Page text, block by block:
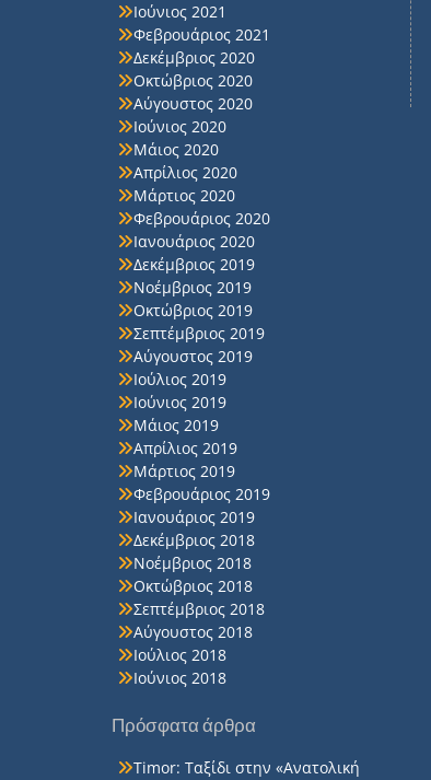
Ιούνιος 2021
Φεβρουάριος 2021
Δεκέμβριος 2020
Οκτώβριος 2020
Αύγουστος 2020
Ιούνιος 2020
Μάιος 2020
Απρίλιος 2020
Μάρτιος 2020
Φεβρουάριος 2020
Ιανουάριος 2020
Δεκέμβριος 2019
Νοέμβριος 2019
Οκτώβριος 2019
Σεπτέμβριος 2019
Αύγουστος 2019
Ιούλιος 2019
Ιούνιος 2019
Μάιος 2019
Απρίλιος 2019
Μάρτιος 2019
Φεβρουάριος 2019
Ιανουάριος 2019
Δεκέμβριος 2018
Νοέμβριος 2018
Οκτώβριος 2018
Σεπτέμβριος 2018
Αύγουστος 2018
Ιούλιος 2018
Ιούνιος 2018
Πρόσφατα άρθρα
Timor: Ταξίδι στην «Ανατολική